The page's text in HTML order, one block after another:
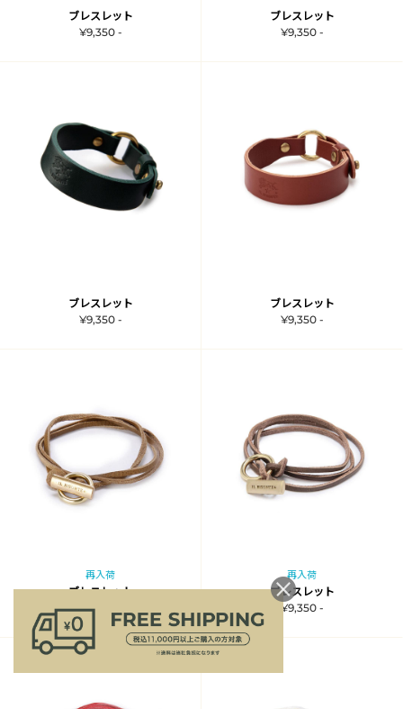
ブレスレット
¥9,350 -
ブレスレット
¥9,350 -
ブレスレット
¥9,350 -
ブレスレット
¥9,350 -
再入荷
ブレスレット
¥9,350 -
再入荷
ブレスレット
¥9,350 -